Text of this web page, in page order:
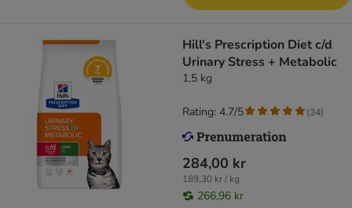
Hill's Prescription Diet c/d
Urinary Stress + Metabolic
1,5 kg
284,00 kr
189,30 kr / kg
266,96 kr
Rating: 4.7/5 (34)